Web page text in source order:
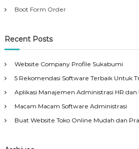
Boot Form Order
Recent Posts
Website Company Profile Sukabumi
5 Rekomendasi Software Terbaik Untuk
Aplikasi Manajemen Administrasi HR dan
Macam Macam Software Administrasi
Buat Website Toko Online Mudah dan